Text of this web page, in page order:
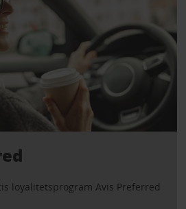
loyalitetsprogram Avis Preferred